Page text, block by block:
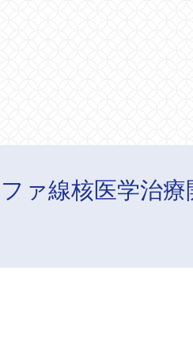
ァ線核医学治療